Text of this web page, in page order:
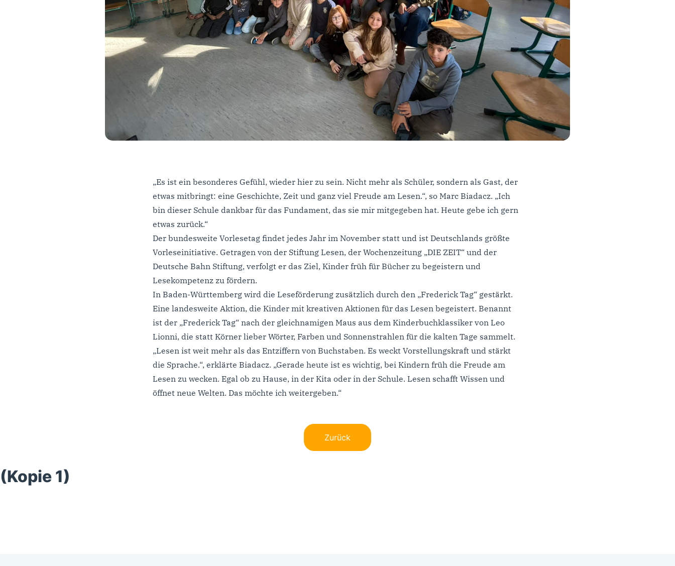
„Es ist ein besonderes Gefühl, wieder hier zu sein. Nicht mehr als Schüler, sondern als Gast, der
etwas mitbringt: eine Geschichte, Zeit und ganz viel Freude am Lesen.“, so Marc Biadacz. „Ich
bin dieser Schule dankbar für das Fundament, das sie mir mitgegeben hat. Heute gebe ich gern
etwas zurück.“
Der bundesweite Vorlesetag findet jedes Jahr im November statt und ist Deutschlands größte
Vorleseinitiative. Getragen von der Stiftung Lesen, der Wochenzeitung „DIE ZEIT“ und der
Deutsche Bahn Stiftung, verfolgt er das Ziel, Kinder früh für Bücher zu begeistern und
Lesekompetenz zu fördern.
In Baden-Württemberg wird die Leseförderung zusätzlich durch den „Frederick Tag“ gestärkt.
Eine landesweite Aktion, die Kinder mit kreativen Aktionen für das Lesen begeistert. Benannt
ist der „Frederick Tag“ nach der gleichnamigen Maus aus dem Kinderbuchklassiker von Leo
Lionni, die statt Körner lieber Wörter, Farben und Sonnenstrahlen für die kalten Tage sammelt.
„Lesen ist weit mehr als das Entziffern von Buchstaben. Es weckt Vorstellungskraft und stärkt
die Sprache.“, erklärte Biadacz. „Gerade heute ist es wichtig, bei Kindern früh die Freude am
Lesen zu wecken. Egal ob zu Hause, in der Kita oder in der Schule. Lesen schafft Wissen und
öffnet neue Welten. Das möchte ich weitergeben.“
Zurück
(Kopie 1)